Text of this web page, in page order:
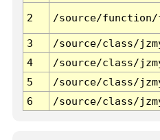
2 /source/function/
3 /source/class/
4
/source/class/
5
/source/class/
6
/source/class/